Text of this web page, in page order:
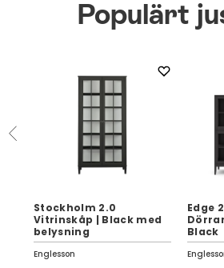
Populärt
Stockholm 2.0
Vitrinskåp | Black med
belysning
Englesson
Edge
Black